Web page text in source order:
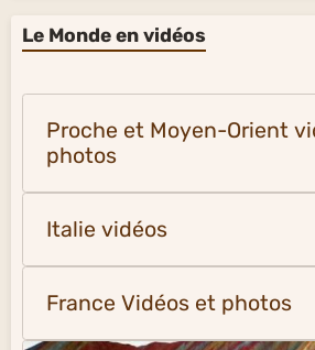
Le Monde en vidéos
Proche et Moyen-Orient
photos
Italie vidéos
France Vidéos et photos